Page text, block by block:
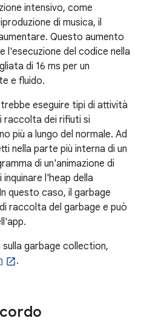
intensivo, come
di musica, il
Questo aumento
l'esecuzione del codice nella
di 16 ms per un
e fluido.
eseguire tipi di attività
raccolta dei rifiuti si
più a lungo del normale. Ad
nella parte più interna di un
di un'animazione di
l'heap della
questo caso, il garbage
raccolta del garbage e può
sulla garbage collection,
.